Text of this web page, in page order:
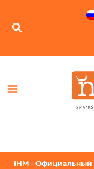
IHM - Официальный